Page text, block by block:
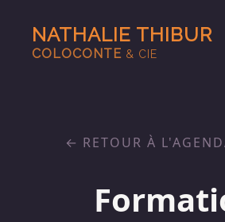
NATHALIE THIBUR
COLOCONTE & CIE
RETOUR À